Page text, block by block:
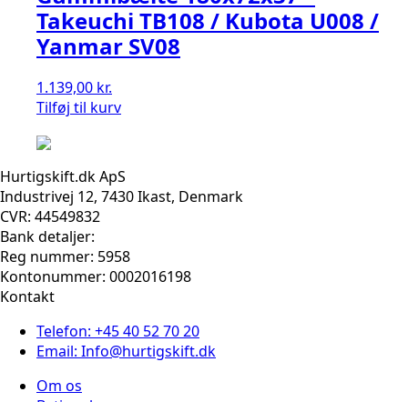
Takeuchi TB108 / Kubota U008 /
Yanmar SV08
1.139,00 kr.
Tilføj til kurv
Hurtigskift.dk ApS
Industrivej 12, 7430 Ikast, Denmark
CVR: 44549832
Bank detaljer:
Reg nummer: 5958
Kontonummer: 0002016198
Kontakt
Telefon: +45 40 52 70 20
Email: Info@hurtigskift.dk
Om os